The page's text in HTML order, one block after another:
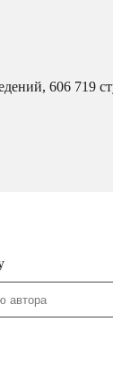
606 719